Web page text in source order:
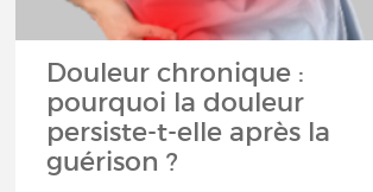
Douleur chronique :
pourquoi la douleur
persiste-t-elle après la
guérison ?